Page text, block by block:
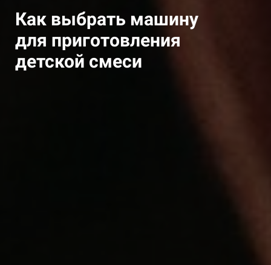
Как выбрать машину
для приготовления
детской смеси